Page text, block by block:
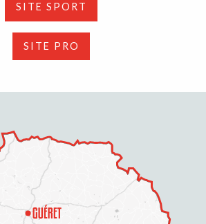
SITE SPORT
SITE PRO